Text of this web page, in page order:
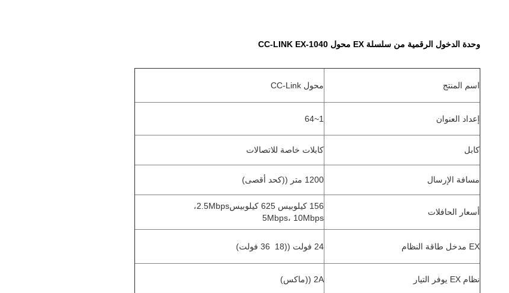
وحدة الدخول الرقمية من سلسلة EX محول CC-LINK EX-1040
اسم المنتج محول CC-Link
إعداد العنوان 1~64
كابل كابلات خاصة للاتصالات
مسافة الإرسال 1200 متر ((كحد أقصى)
أسعار الحافلات
156 كيلوبيس 625 كيلوبيس2.5Mbps،
5Mbps، 10Mbps
EX مدخل طاقة النظام 24 فولت ((18 ️ 36 فولت)
نظام EX يوفر التيار 2A ((ماكس)